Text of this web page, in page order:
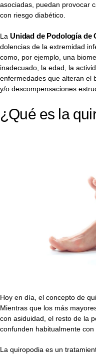
asociadas, puedan provocar
con riesgo diabético.
La Unidad de Podología de
dolencias de la extremidad
como, por ejemplo, una
inadecuado, la edad, la
enfermedades que alteran el
y/o descompensaciones
¿Qué es la
Hoy en día, el concepto de
Mientras que los más
con asiduidad, el resto de la
confunden habitualmente con
La quiropodia es un